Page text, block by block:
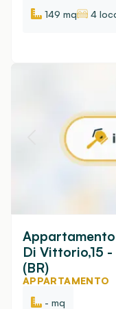
149 mq
4
Di Vittorio,15
(BR)
APPARTAMENTO
- mq